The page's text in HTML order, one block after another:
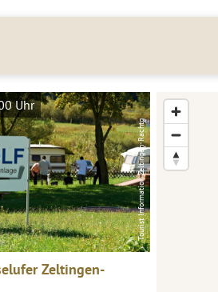
Tourist Information Zeltingen-Rachtg
Uhr
Zeltingen-